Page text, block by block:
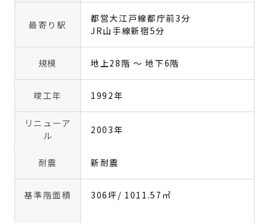
最寄り駅
都営大江戸線都庁前3分
JR山手線新宿5分
規模 地上28階 〜 地下6階
竣工年 1992年
リニューア
ル
2003年
耐震 新耐震
基準階面積 306坪 / 1011.57㎡